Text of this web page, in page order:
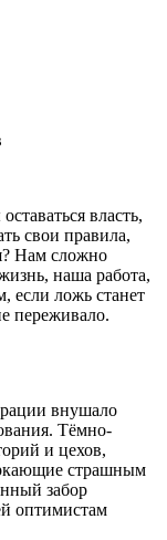
власть,
свои правила,
Нам сложно
наша работа,
если ложь станет
переживало.
внушало
Тёмно-
и цехов,
страшным
забор
оптимистам